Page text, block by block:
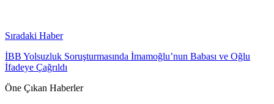
Sıradaki Haber
İBB Yolsuzluk Soruşturmasında İmamoğlu’nun Babası ve Oğlu
İfadeye Çağrıldı
Öne Çıkan Haberler